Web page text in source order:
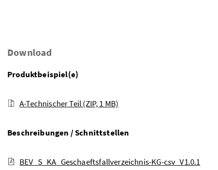
Download
Produktbeispiel(e)
A-Technischer Teil(ZIP, 1 MB)
Beschreibungen / Schnittstellen
BEV_S_KA_Geschaeftsfallverzeichnis-KG-csv_V1.0.1